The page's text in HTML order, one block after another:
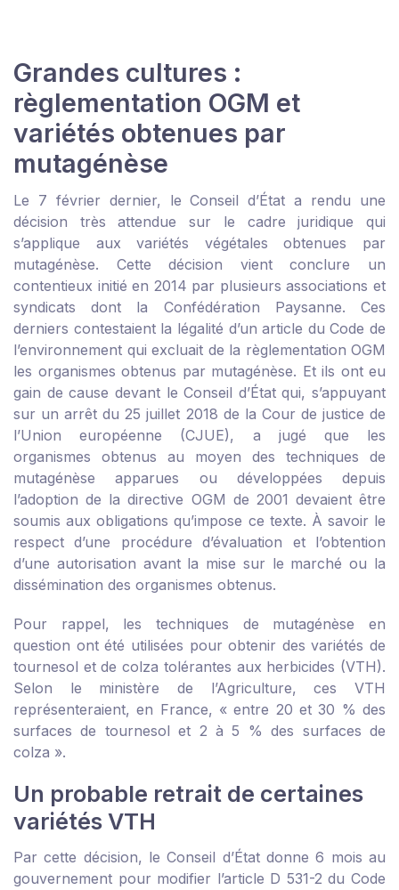
Grandes cultures :
règlementation OGM et
variétés obtenues par
mutagénèse
Le 7 février dernier, le Conseil d’État a rendu une
décision très attendue sur le cadre juridique qui
s’applique aux variétés végétales obtenues par
mutagénèse. Cette décision vient conclure un
contentieux initié en 2014 par plusieurs associations et
syndicats dont la Confédération Paysanne. Ces
derniers contestaient la légalité d’un article du Code de
l’environnement qui excluait de la règlementation OGM
les organismes obtenus par mutagénèse. Et ils ont eu
gain de cause devant le Conseil d’État qui, s’appuyant
sur un arrêt du 25 juillet 2018 de la Cour de justice de
l’Union européenne (CJUE), a jugé que les
organismes obtenus au moyen des techniques de
mutagénèse apparues ou développées depuis
l’adoption de la directive OGM de 2001 devaient être
soumis aux obligations qu’impose ce texte. À savoir le
respect d’une procédure d’évaluation et l’obtention
d’une autorisation avant la mise sur le marché ou la
dissémination des organismes obtenus.
Pour rappel, les techniques de mutagénèse en
question ont été utilisées pour obtenir des variétés de
tournesol et de colza tolérantes aux herbicides (VTH).
Selon le ministère de l’Agriculture, ces VTH
représenteraient, en France, « entre 20 et 30 % des
surfaces de tournesol et 2 à 5 % des surfaces de
colza ».
Un probable retrait de certaines
variétés VTH
Par cette décision, le Conseil d’État donne 6 mois au
gouvernement pour modifier l’article D 531-2 du Code